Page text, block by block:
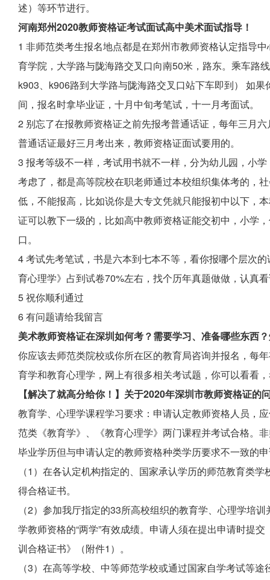
述）等环节进行。
河南郑州2020教师资格证考试面试高中美术面试指导！
1 非师范类考生报名地点都是在郑州市教师资格认定指导
育学院，大学路与陇海路交叉口向南50米，路东。乘车路
k903、k906路到大学路与陇海路交叉口站下车即到） 如
间，报名时拿毕业证，十月中旬考笔试，十一月考面试。
2 别忘了在报教师资格证之前先报考普通话证，每年三月
普通话证最好三月考出来，教师资格证面试要用的。
3 报考等级不一样，考试用书就不一样，分为幼儿园，小
考虑了，都是高等院校在职老师通过本校组织集体考的，
低，不能报高，比如说你是大专文凭就只能报初中以下，
证可以教下一级的，比如高中教师资格证能交初中，小学
口。
4 考试先考笔试，书是六本到七本不等，看你报哪个层次
育心理学》占到试卷70%左右，找个历年真题做做，认真
5 祝你顺利通过
6 有问题请给我留言
美术教师资格证在深圳如何考？需要学习、准备哪些东西
你应该去师范类院校或你所在区的教育局咨询并报名，每
育学和教育心理学，网上有很多相关考试题，你可以看看
【解决了就高分给你！】关于2020年深圳市教师资格证的
教育学、心理学课程学习要求：申请认定教师资格人员，
范类《教育学》、《教育心理学》两门课程并考试合格。
毕业学历但与申请认定的教师资格种类学历要求不一致的
（1）在各认定机构指定的、国家承认学历的师范教育类
得合格证书。
（2）参加我厅指定的33所高校组织的教育学、心理学培
学教师资格的“两学”有效成绩。申请人须在提出申请时提
训合格证书》（附件1）。
（3）在高等学校、中等师范学校或通过国家自学考试等